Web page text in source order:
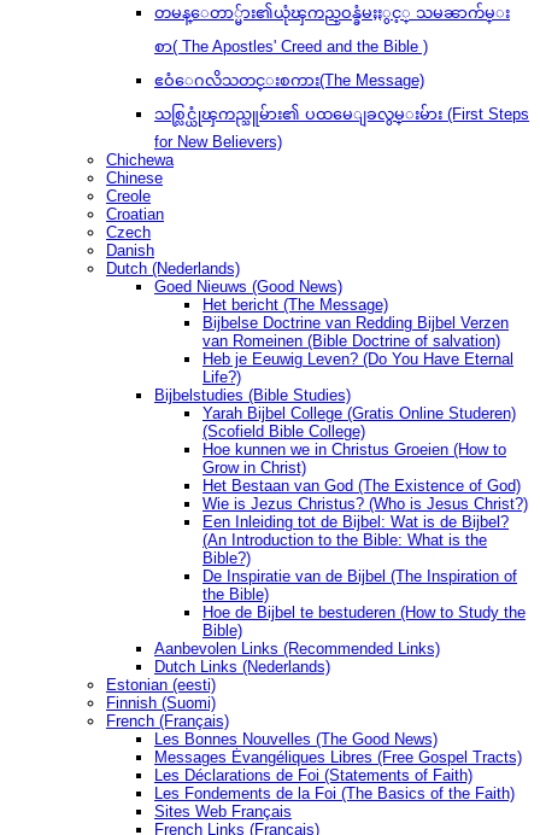
တမန္ေတာ္မ်ား၏ယုံၾကည္ဝန္ခံမႈႏွင့္ သမၼာက်မ္း
စာ( The Apostles' Creed and the Bible )
ဧဝံေဂလိသတင္းစကား(The Message)
သစ္လြင္ယုံၾကည္သူမ်ား၏ ပထမေျခလွမ္းမ်ား (First Steps
for New Believers)
Chichewa
Chinese
Creole
Croatian
Czech
Danish
Dutch (Nederlands)
Goed Nieuws (Good News)
Het bericht (The Message)
Bijbelse Doctrine van Redding Bijbel Verzen
van Romeinen (Bible Doctrine of salvation)
Heb je Eeuwig Leven? (Do You Have Eternal
Life?)
Bijbelstudies (Bible Studies)
Yarah Bijbel College (Gratis Online Studeren)
(Scofield Bible College)
Hoe kunnen we in Christus Groeien (How to
Grow in Christ)
Het Bestaan ​​van God (The Existence of God)
Wie is Jezus Christus? (Who is Jesus Christ?)
Een Inleiding tot de Bijbel: Wat is de Bijbel?
(An Introduction to the Bible: What is the
Bible?)
De Inspiratie van de Bijbel (The Inspiration of
the Bible)
Hoe de Bijbel te bestuderen (How to Study the
Bible)
Aanbevolen Links (Recommended Links)
Dutch Links (Nederlands)
Estonian (eesti)
Finnish (Suomi)
French (Français)
Les Bonnes Nouvelles (The Good News)
Messages Ėvangéliques Libres (Free Gospel Tracts)
Les Déclarations de Foi (Statements of Faith)
Les Fondements de la Foi (The Basics of the Faith)
Sites Web Français
French Links (Français)